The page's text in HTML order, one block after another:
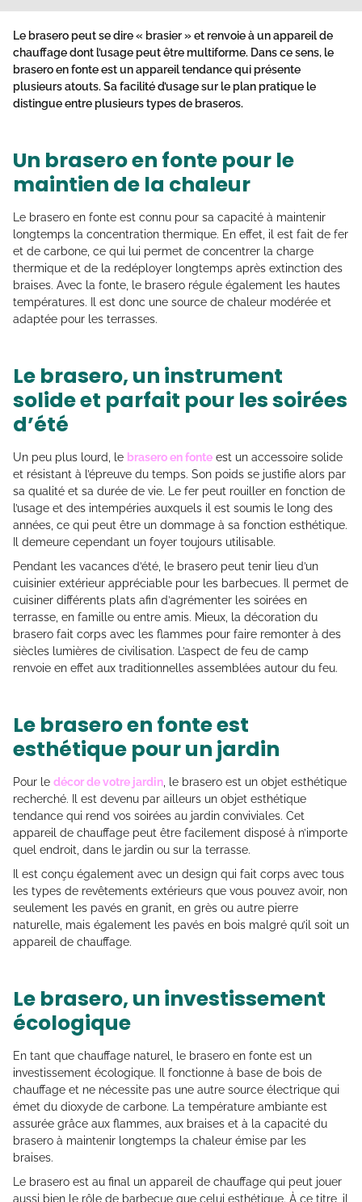
Le brasero peut se dire « brasier » et renvoie à un appareil de
chauffage dont l’usage peut être multiforme. Dans ce sens, le
brasero en fonte est un appareil tendance qui présente
plusieurs atouts. Sa facilité d’usage sur le plan pratique le
distingue entre plusieurs types de braseros.
Un brasero en fonte pour le
maintien de la chaleur
Le brasero en fonte est connu pour sa capacité à maintenir
longtemps la concentration thermique. En effet, il est fait de fer
et de carbone, ce qui lui permet de concentrer la charge
thermique et de la redéployer longtemps après extinction des
braises. Avec la fonte, le brasero régule également les hautes
températures. Il est donc une source de chaleur modérée et
adaptée pour les terrasses.
Le brasero, un instrument
solide et parfait pour les soirées
d’été
Un peu plus lourd, le brasero en fonte est un accessoire solide
et résistant à l’épreuve du temps. Son poids se justifie alors par
sa qualité et sa durée de vie. Le fer peut rouiller en fonction de
l’usage et des intempéries auxquels il est soumis le long des
années, ce qui peut être un dommage à sa fonction esthétique.
Il demeure cependant un foyer toujours utilisable.
Pendant les vacances d’été, le brasero peut tenir lieu d’un
cuisinier extérieur appréciable pour les barbecues. Il permet de
cuisiner différents plats afin d’agrémenter les soirées en
terrasse, en famille ou entre amis. Mieux, la décoration du
brasero fait corps avec les flammes pour faire remonter à des
siècles lumières de civilisation. L’aspect de feu de camp
renvoie en effet aux traditionnelles assemblées autour du feu.
Le brasero en fonte est
esthétique pour un jardin
Pour le décor de votre jardin, le brasero est un objet esthétique
recherché. Il est devenu par ailleurs un objet esthétique
tendance qui rend vos soirées au jardin conviviales. Cet
appareil de chauffage peut être facilement disposé à n’importe
quel endroit, dans le jardin ou sur la terrasse.
Il est conçu également avec un design qui fait corps avec tous
les types de revêtements extérieurs que vous pouvez avoir, non
seulement les pavés en granit, en grès ou autre pierre
naturelle, mais également les pavés en bois malgré qu’il soit un
appareil de chauffage.
Le brasero, un investissement
écologique
En tant que chauffage naturel, le brasero en fonte est un
investissement écologique. Il fonctionne à base de bois de
chauffage et ne nécessite pas une autre source électrique qui
émet du dioxyde de carbone. La température ambiante est
assurée grâce aux flammes, aux braises et à la capacité du
brasero à maintenir longtemps la chaleur émise par les
braises.
Le brasero est au final un appareil de chauffage qui peut jouer
aussi bien le rôle de barbecue que celui esthétique. À ce titre, il